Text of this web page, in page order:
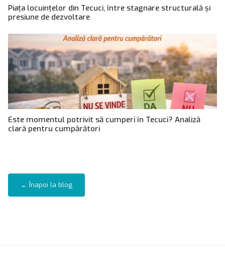
Piața locuințelor din Tecuci, între stagnare structurală și
presiune de dezvoltare
Este momentul potrivit să cumperi în Tecuci? Analiză
clară pentru cumpărători
← Înapoi la blog